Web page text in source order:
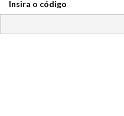
Insira o código